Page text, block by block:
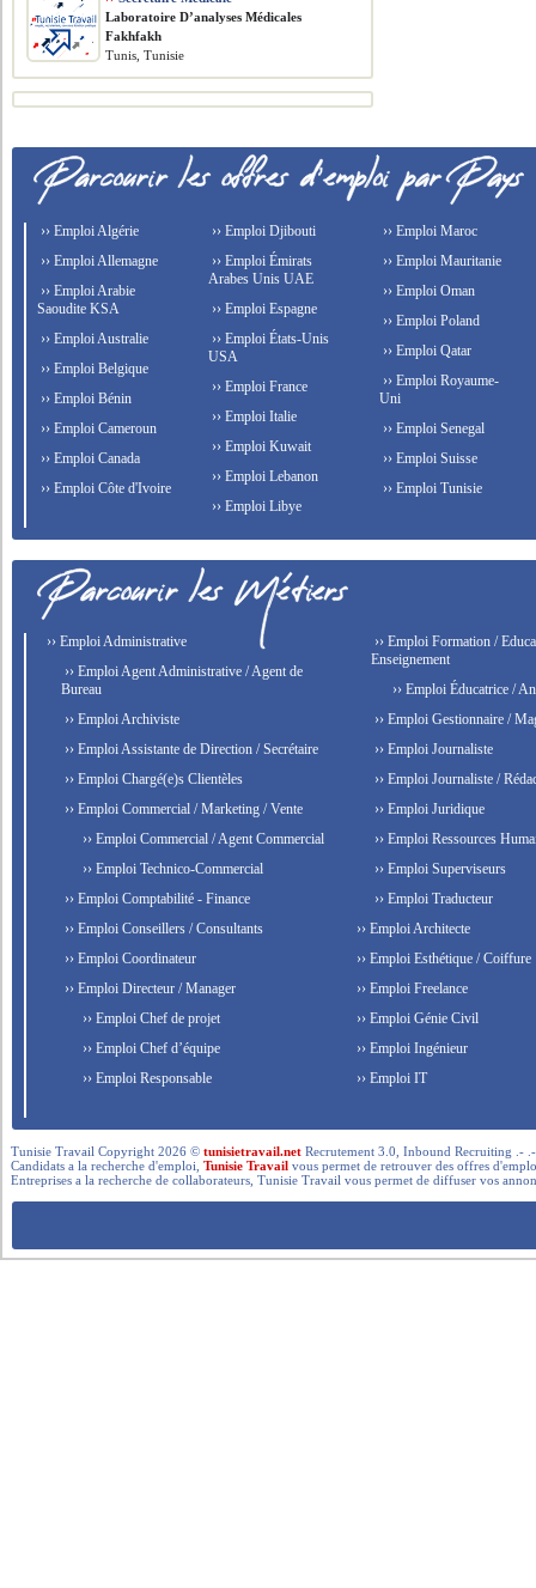
Laboratoire D’analyses Médicales
Fakhfakh
Tunis, Tunisie
›› Emploi Algérie
›› Emploi Allemagne
›› Emploi Arabie
Saoudite KSA
›› Emploi Australie
›› Emploi Belgique
›› Emploi Bénin
›› Emploi Cameroun
›› Emploi Canada
›› Emploi Côte d'Ivoire
›› Emploi Djibouti
›› Emploi Émirats
Arabes Unis UAE
›› Emploi Espagne
›› Emploi États-Unis
USA
›› Emploi France
›› Emploi Italie
›› Emploi Kuwait
›› Emploi Lebanon
›› Emploi Libye
›› Emploi Maroc
›› Emploi Mauritanie
›› Emploi Oman
›› Emploi Poland
›› Emploi Qatar
›› Emploi Royaume-
Uni
›› Emploi Senegal
›› Emploi Suisse
›› Emploi Tunisie
›› Emploi Administrative
›› Emploi Agent Administrative / Agent de
Bureau
›› Emploi Archiviste
›› Emploi Assistante de Direction / Secrétaire
›› Emploi Chargé(e)s Clientèles
›› Emploi Commercial / Marketing / Vente
›› Emploi Commercial / Agent Commercial
›› Emploi Technico-Commercial
›› Emploi Comptabilité - Finance
›› Emploi Conseillers / Consultants
›› Emploi Coordinateur
›› Emploi Directeur / Manager
›› Emploi Chef de projet
›› Emploi Chef d’équipe
›› Emploi Responsable
›› Emploi Formation /
Enseignement
›› Emploi Éducatrice /
›› Emploi Gestionnaire /
›› Emploi Journaliste
›› Emploi Journaliste /
›› Emploi Juridique
›› Emploi Ressources
›› Emploi Superviseurs
›› Emploi Traducteur
›› Emploi Architecte
›› Emploi Esthétique / Coiffure
›› Emploi Freelance
›› Emploi Génie Civil
›› Emploi Ingénieur
›› Emploi IT
Tunisie Travail Copyright 2026 ©tunisietravail.net Recrutement 3.0, Inbound Recruiting .-
Candidats a la recherche d'emploi,Tunisie Travail vous permet de retrouver des offres
Entreprises a la recherche de collaborateurs, Tunisie Travail vous permet de diffuser vos